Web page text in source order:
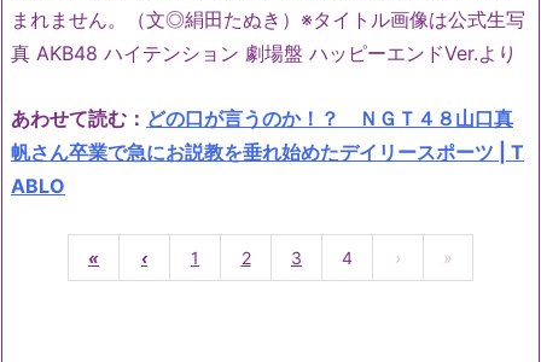
まれません。（文◎絹田たぬき）※タイトル画像は公式生写
真 AKB48 ハイテンション 劇場盤 ハッピーエンドVer.より
あわせて読む： どの口が言うのか！？ ＮＧＴ４８山口真
帆さん卒業で急にお説教を垂れ始めたデイリースポーツ | T
ABLO
« ‹ 1 2 3 4 › »